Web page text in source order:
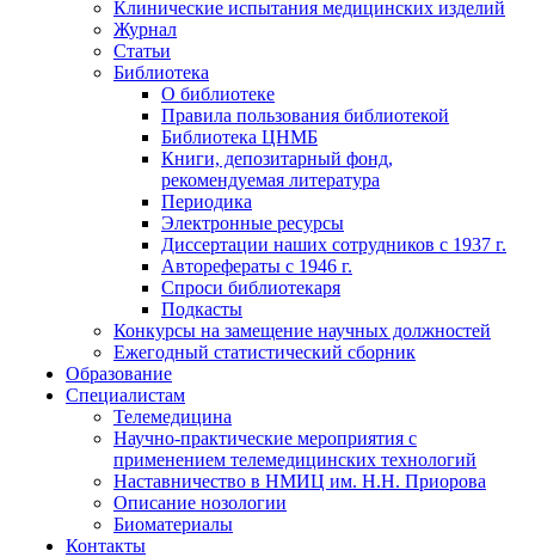
Клинические испытания медицинских изделий
Журнал
Статьи
Библиотека
О библиотеке
Правила пользования библиотекой
Библиотека ЦНМБ
Книги, депозитарный фонд,
рекомендуемая литература
Периодика
Электронные ресурсы
Диссертации наших сотрудников с 1937 г.
Авторефераты с 1946 г.
Спроси библиотекаря
Подкасты
Конкурсы на замещение научных должностей
Ежегодный статистический сборник
Образование
Специалистам
Телемедицина
Научно-практические мероприятия с
применением телемедицинских технологий
Наставничество в НМИЦ им. Н.Н. Приорова
Описание нозологии
Биоматериалы
Контакты